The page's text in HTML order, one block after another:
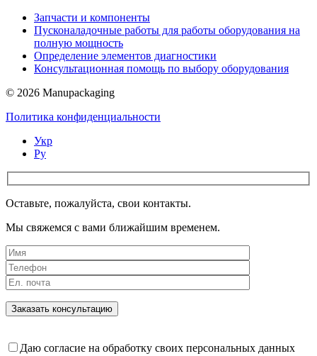
Запчасти и компоненты
Пусконаладочные работы для работы оборудования на
полную мощность
Определение элементов диагностики
Консультационная помощь по выбору оборудования
© 2026 Manupackaging
Политика конфиденциальности
Укр
Ру
Оставьте, пожалуйста, свои контакты.
Мы свяжемся с вами ближайшим временем.
Даю согласие на обработку своих персональных данных